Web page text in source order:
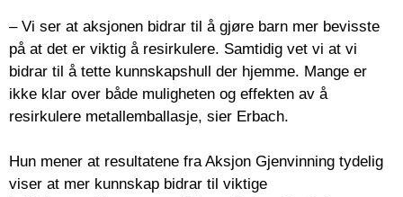
– Vi ser at aksjonen bidrar til å gjøre barn mer bevisste
på at det er viktig å resirkulere. Samtidig vet vi at vi
bidrar til å tette kunnskapshull der hjemme. Mange er
ikke klar over både muligheten og effekten av å
resirkulere metallemballasje, sier Erbach.
Hun mener at resultatene fra Aksjon Gjenvinning tydelig
viser at mer kunnskap bidrar til viktige